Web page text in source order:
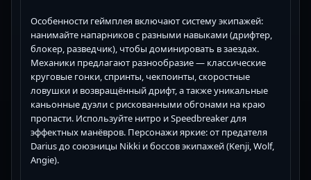
Особенности геймплея включают систему экипажей:
нанимайте напарников с разными навыками (дрифтер,
блокер, разведчик), чтобы доминировать в заездах.
Механики предлагают разнообразие — классические
круговые гонки, спринты, чекпоинты, скоростные
ловушки и возвращённый дрифт, а также уникальные
каньонные дуэли с рискованными обгонами на краю
пропасти. Используйте нитро и Speedbreaker для
эффектных манёвров. Персонажи яркие: от предателя
Darius до союзницы Nikki и боссов экипажей (Kenji, Wolf,
Angie).